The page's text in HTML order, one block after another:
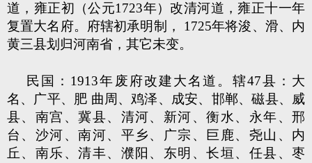
道，雍正初（公元1723年）改清河道，雍正十一年
复置大名府。府辖初承明制， 1725年将浚、滑、内
黄三县划归河南省，其它未变。
民国：1913年废府改建大名道。辖47县：大
名、广平、肥 曲周、鸡泽、成安、邯郸、磁县、威
县、南宫、冀县、清河、新河、衡水、永年、邢
台、沙河、南河、平乡、广宗、巨鹿、尧山、内
丘、南乐、清丰、濮阳、东明、长垣、任县、枣